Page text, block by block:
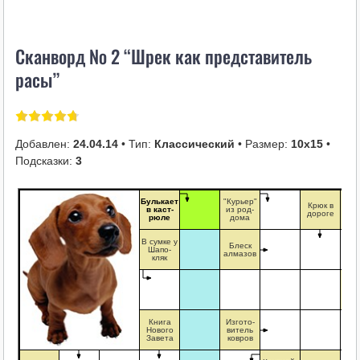
i
Сканворд № 2 “Шрек как представитель
расы”
Добавлен: 24.04.14• Тип: Классический • Размер: 10х15•
Подсказки: 3
Булькает
в каст-
рюле
"Курьер"
из род-
дома
Крюк в
дороге
В сумке у
Шапо-
кляк
Блеск
алмазов
Книга
Нового
Завета
Изгото-
витель
ковров